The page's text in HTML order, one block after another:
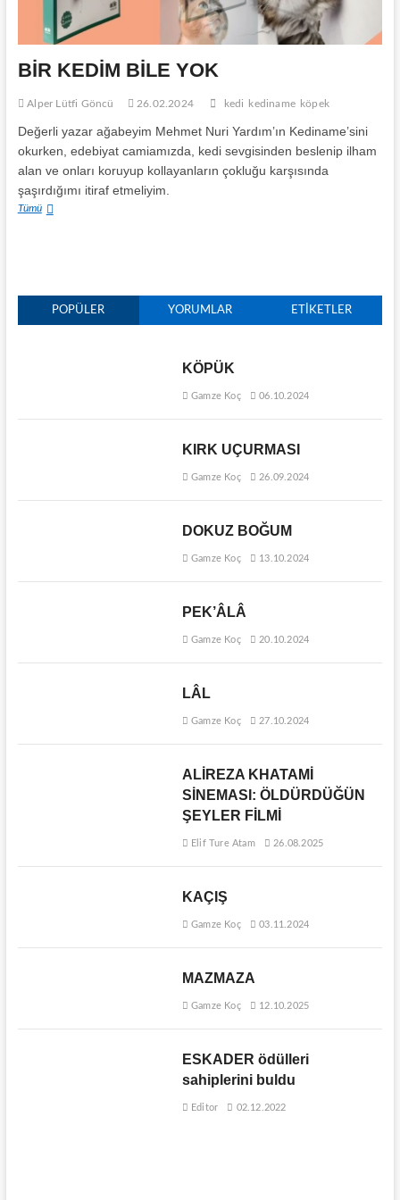
BİR KEDİM BİLE YOK
Alper Lütfi Göncü 26.02.2024 kedi kediname köpek
Değerli yazar ağabeyim Mehmet Nuri Yardım’ın Kediname’sini
okurken, edebiyat camiamızda, kedi sevgisinden beslenip ilham
alan ve onları koruyup kollayanların çokluğu karşısında
şaşırdığımı itiraf etmeliyim.
TümüBİR
POPÜLER YORUMLAR ETIKETLER
KÖPÜK
Gamze Koç 06.10.2024
KIRK UÇURMASI
Gamze Koç 26.09.2024
DOKUZ BOĞUM
Gamze Koç 13.10.2024
PEK’ÂLÂ
Gamze Koç 20.10.2024
LÂL
Gamze Koç 27.10.2024
ALİREZA KHATAMİ
SİNEMASI: ÖLDÜRDÜĞÜN
ŞEYLER FİLMİ
Elif Ture Atam 26.08.2025
KAÇIŞ
Gamze Koç 03.11.2024
MAZMAZA
Gamze Koç 12.10.2025
ESKADER ödülleri
sahiplerini buldu
Editor 02.12.2022